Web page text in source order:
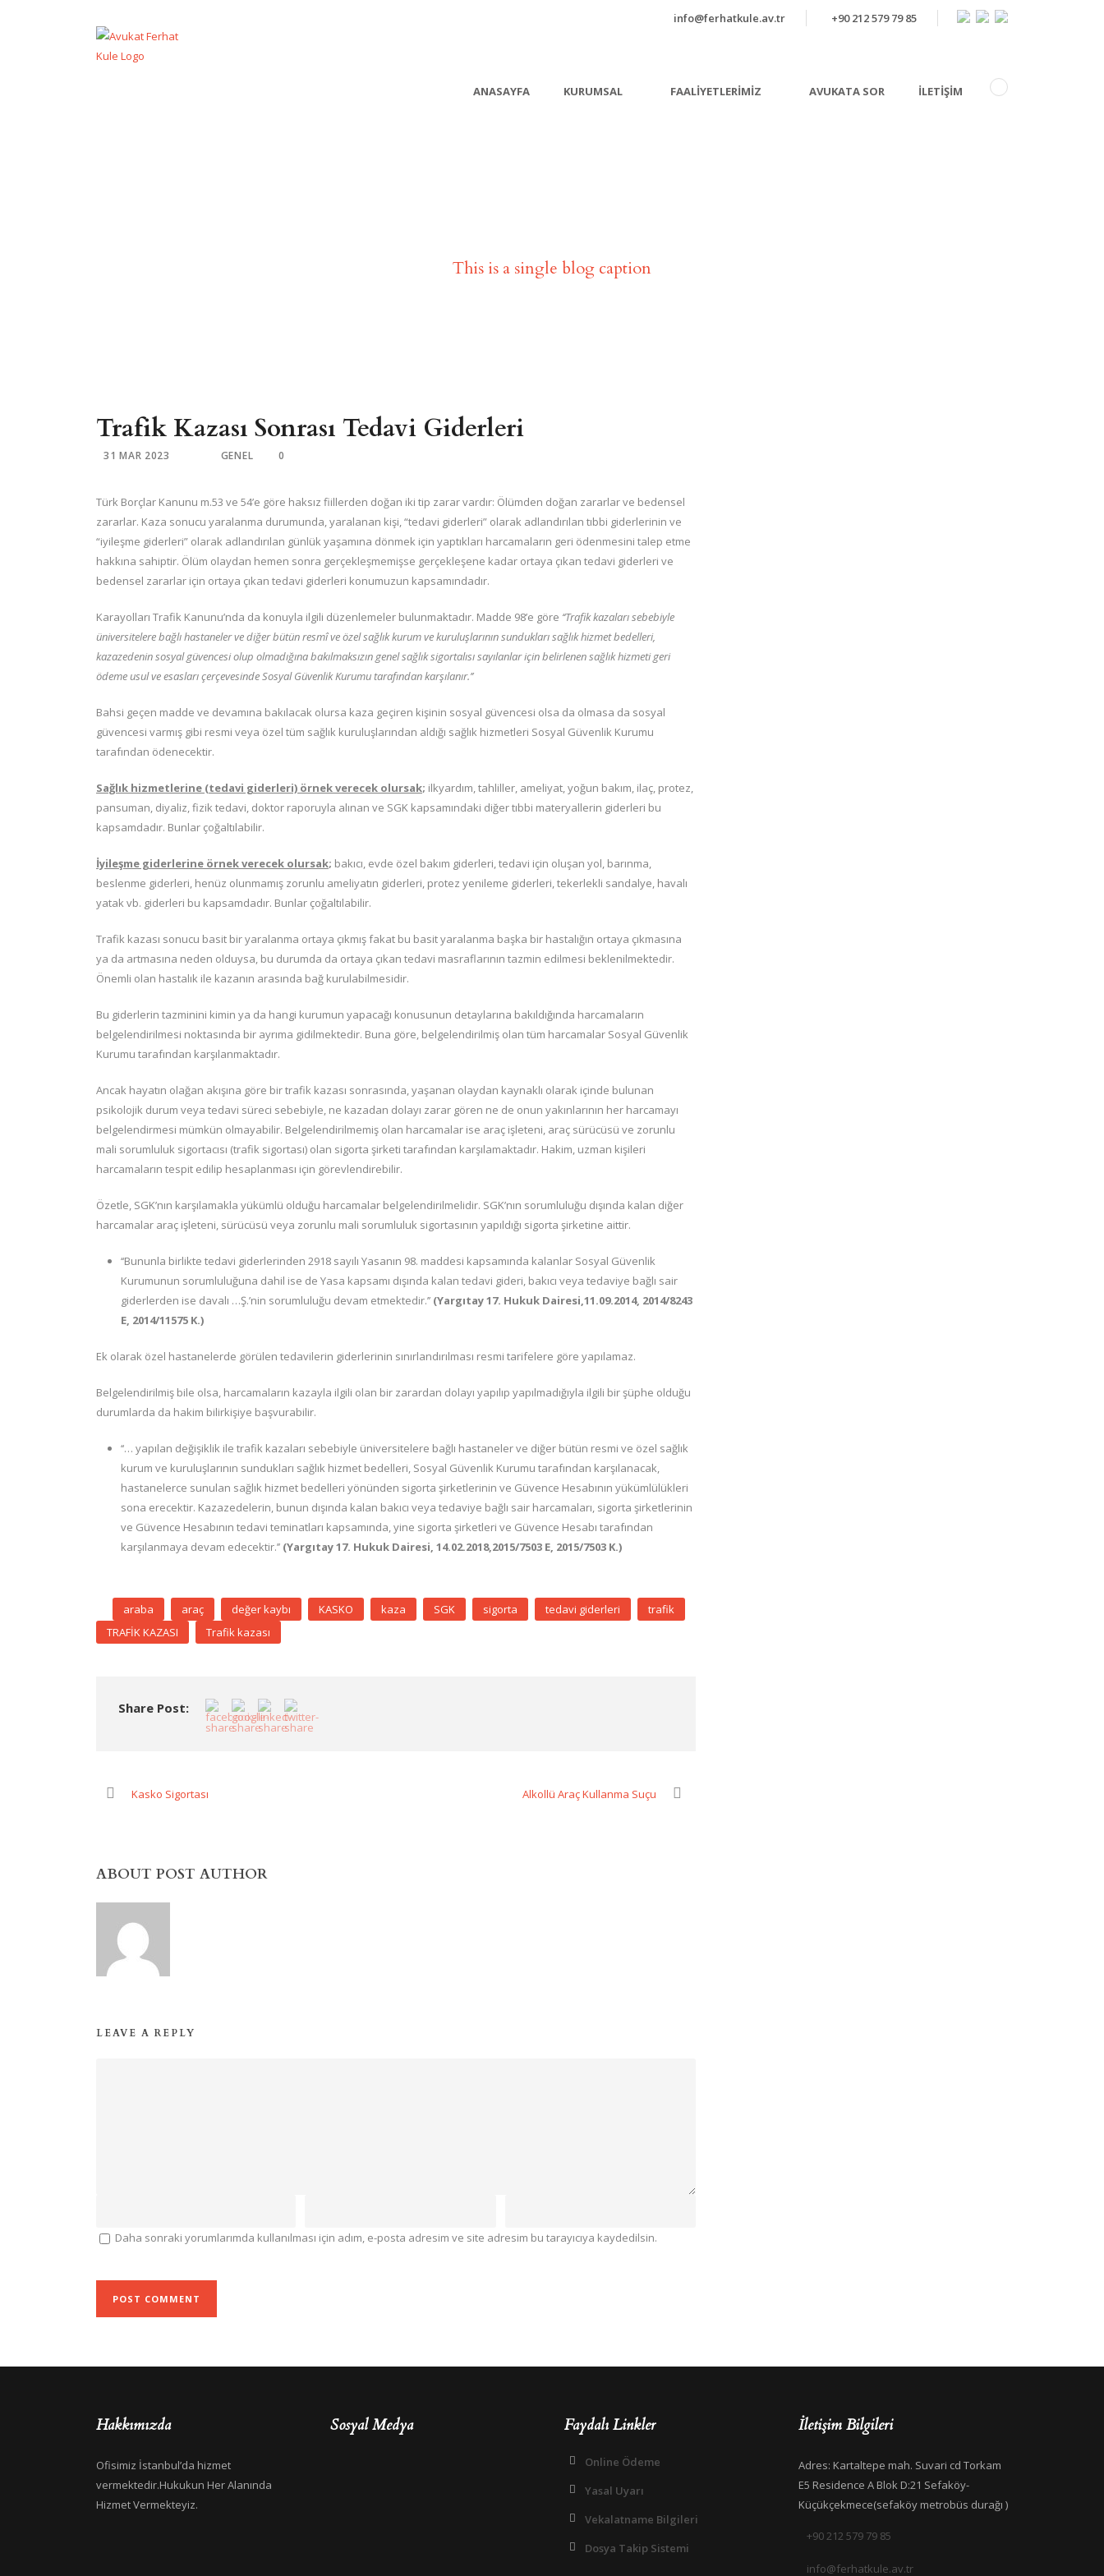
info@ferhatkule.av.tr +90 212 579 79 85
ANASAYFA KURUMSAL FAALIYETLERIMIZ AVUKATA SOR İLETIŞIM
This is a single blog caption
Trafik Kazası Sonrası Tedavi Giderleri
31 MAR 2023 GENEL 0
Türk Borçlar Kanunu m.53 ve 54’e göre haksız fiillerden doğan iki tip zarar vardır: Ölümden doğan zararlar ve bedensel
zararlar. Kaza sonucu yaralanma durumunda, yaralanan kişi, “tedavi giderleri” olarak adlandırılan tıbbi giderlerinin ve
“iyileşme giderleri” olarak adlandırılan günlük yaşamına dönmek için yaptıkları harcamaların geri ödenmesini talep etme
hakkına sahiptir. Ölüm olaydan hemen sonra gerçekleşmemişse gerçekleşene kadar ortaya çıkan tedavi giderleri ve
bedensel zararlar için ortaya çıkan tedavi giderleri konumuzun kapsamındadır.
Karayolları Trafik Kanunu’nda da konuyla ilgili düzenlemeler bulunmaktadır. Madde 98’e göre ‘‘Trafik kazaları sebebiyle
üniversitelere bağlı hastaneler ve diğer bütün resmî ve özel sağlık kurum ve kuruluşlarının sundukları sağlık hizmet bedelleri,
kazazedenin sosyal güvencesi olup olmadığına bakılmaksızın genel sağlık sigortalısı sayılanlar için belirlenen sağlık hizmeti geri
ödeme usul ve esasları çerçevesinde Sosyal Güvenlik Kurumu tarafından karşılanır.’’
Bahsi geçen madde ve devamına bakılacak olursa kaza geçiren kişinin sosyal güvencesi olsa da olmasa da sosyal
güvencesi varmış gibi resmi veya özel tüm sağlık kuruluşlarından aldığı sağlık hizmetleri Sosyal Güvenlik Kurumu
tarafından ödenecektir.
Sağlık hizmetlerine (tedavi giderleri) örnek verecek olursak; ilkyardım, tahliller, ameliyat, yoğun bakım, ilaç, protez,
pansuman, diyaliz, fizik tedavi, doktor raporuyla alınan ve SGK kapsamındaki diğer tıbbi materyallerin giderleri bu
kapsamdadır. Bunlar çoğaltılabilir.
İyileşme giderlerine örnek verecek olursak; bakıcı, evde özel bakım giderleri, tedavi için oluşan yol, barınma,
beslenme giderleri, henüz olunmamış zorunlu ameliyatın giderleri, protez yenileme giderleri, tekerlekli sandalye, havalı
yatak vb. giderleri bu kapsamdadır. Bunlar çoğaltılabilir.
Trafik kazası sonucu basit bir yaralanma ortaya çıkmış fakat bu basit yaralanma başka bir hastalığın ortaya çıkmasına
ya da artmasına neden olduysa, bu durumda da ortaya çıkan tedavi masraflarının tazmin edilmesi beklenilmektedir.
Önemli olan hastalık ile kazanın arasında bağ kurulabilmesidir.
Bu giderlerin tazminini kimin ya da hangi kurumun yapacağı konusunun detaylarına bakıldığında harcamaların
belgelendirilmesi noktasında bir ayrıma gidilmektedir. Buna göre, belgelendirilmiş olan tüm harcamalar Sosyal Güvenlik
Kurumu tarafından karşılanmaktadır.
Ancak hayatın olağan akışına göre bir trafik kazası sonrasında, yaşanan olaydan kaynaklı olarak içinde bulunan
psikolojik durum veya tedavi süreci sebebiyle, ne kazadan dolayı zarar gören ne de onun yakınlarının her harcamayı
belgelendirmesi mümkün olmayabilir. Belgelendirilmemiş olan harcamalar ise araç işleteni, araç sürücüsü ve zorunlu
mali sorumluluk sigortacısı (trafik sigortası) olan sigorta şirketi tarafından karşılamaktadır. Hakim, uzman kişileri
harcamaların tespit edilip hesaplanması için görevlendirebilir.
Özetle, SGK’nın karşılamakla yükümlü olduğu harcamalar belgelendirilmelidir. SGK’nın sorumluluğu dışında kalan diğer
harcamalar araç işleteni, sürücüsü veya zorunlu mali sorumluluk sigortasının yapıldığı sigorta şirketine aittir.
‘‘Bununla birlikte tedavi giderlerinden 2918 sayılı Yasanın 98. maddesi kapsamında kalanlar Sosyal Güvenlik
Kurumunun sorumluluğuna dahil ise de Yasa kapsamı dışında kalan tedavi gideri, bakıcı veya tedaviye bağlı sair
giderlerden ise davalı …Ş.’nin sorumluluğu devam etmektedir.’’ (Yargıtay 17. Hukuk Dairesi,11.09.2014, 2014/8243
E, 2014/11575 K.)
Ek olarak özel hastanelerde görülen tedavilerin giderlerinin sınırlandırılması resmi tarifelere göre yapılamaz.
Belgelendirilmiş bile olsa, harcamaların kazayla ilgili olan bir zarardan dolayı yapılıp yapılmadığıyla ilgili bir şüphe olduğu
durumlarda da hakim bilirkişiye başvurabilir.
‘‘… yapılan değişiklik ile trafik kazaları sebebiyle üniversitelere bağlı hastaneler ve diğer bütün resmi ve özel sağlık
kurum ve kuruluşlarının sundukları sağlık hizmet bedelleri, Sosyal Güvenlik Kurumu tarafından karşılanacak,
hastanelerce sunulan sağlık hizmet bedelleri yönünden sigorta şirketlerinin ve Güvence Hesabının yükümlülükleri
sona erecektir. Kazazedelerin, bunun dışında kalan bakıcı veya tedaviye bağlı sair harcamaları, sigorta şirketlerinin
ve Güvence Hesabının tedavi teminatları kapsamında, yine sigorta şirketleri ve Güvence Hesabı tarafından
karşılanmaya devam edecektir.’’ (Yargıtay 17. Hukuk Dairesi, 14.02.2018,2015/7503 E, 2015/7503 K.)
araba araç değer kaybı KASKO kaza SGK sigorta tedavi giderleri
trafik
TRAFİK KAZASI
Trafik kazası
Share Post:
Kasko Sigortası Alkollü Araç Kullanma Suçu
ABOUT POST AUTHOR
LEAVE A REPLY
Daha sonraki yorumlarımda kullanılması için adım, e-posta adresim ve site adresim bu tarayıcıya kaydedilsin.
Hakkımızda
Ofisimiz İstanbul’da hizmet
vermektedir.Hukukun Her Alanında
Hizmet Vermekteyiz.
Sosyal Medya Faydalı Linkler
Online Ödeme
Yasal Uyarı
Vekalatname Bilgileri
Dosya Takip Sistemi
İletişim Bilgileri
Adres: Kartaltepe mah. Suvari cd Torkam
E5 Residence A Blok D:21 Sefaköy-
Küçükçekmece(sefaköy metrobüs durağı )
+90 212 579 79 85
info@ferhatkule.av.tr